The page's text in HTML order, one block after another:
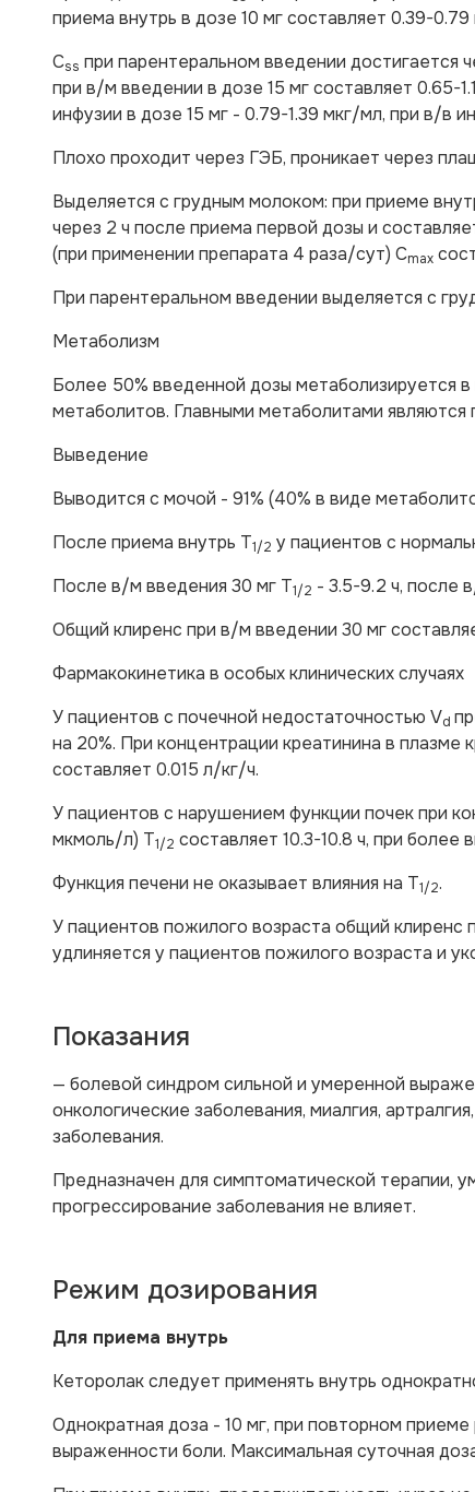
приема внутрь в дозе 10 мг составляет 0.39-
Css при парентеральном введении достигается
при в/м введении в дозе 15 мг составляет 0.65-
инфузии в дозе 15 мг - 0.79-1.39 мкг/мл, при в/в
Плохо проходит через ГЭБ, проникает через
Выделяется с грудным молоком: при приеме
через 2 ч после приема первой дозы и
(при применении препарата 4 раза/сут) Cmax
При парентеральном введении выделяется с
Метаболизм
Более 50% введенной дозы метаболизируется
метаболитов. Главными метаболитами являются
Выведение
Выводится с мочой - 91% (40% в виде
После приема внутрь T1/2 у пациентов с
После в/м введения 30 мг T1/2 - 3.5-9.2 ч, после
Общий клиренс при в/м введении 30 мг
Фармакокинетика в особых клинических случаях
У пациентов с почечной недостаточностью Vd
на 20%. При концентрации креатинина в
составляет 0.015 л/кг/ч.
У пациентов с нарушением функции почек при
мкмоль/л) T1/2 составляет 10.3-10.8 ч, при
Функция печени не оказывает влияния на T1/2.
У пациентов пожилого возраста общий клиренс
удлиняется у пациентов пожилого возраста и
Показания
— болевой синдром сильной и умеренной
онкологические заболевания, миалгия,
заболевания.
Предназначен для симптоматической терапии,
прогрессирование заболевания не влияет.
Режим дозирования
Для приема внутрь
Кеторолак следует применять внутрь
Однократная доза - 10 мг, при повторном
выраженности боли. Максимальная суточная